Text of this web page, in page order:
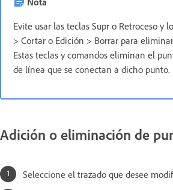
Evite usar las teclas Supr o Retroceso y
> Cortar o Edición > Borrar para
Estas teclas y comandos eliminan el
de línea que se conectan a dicho punto.
Adición o eliminación de
Seleccione el trazado que desee